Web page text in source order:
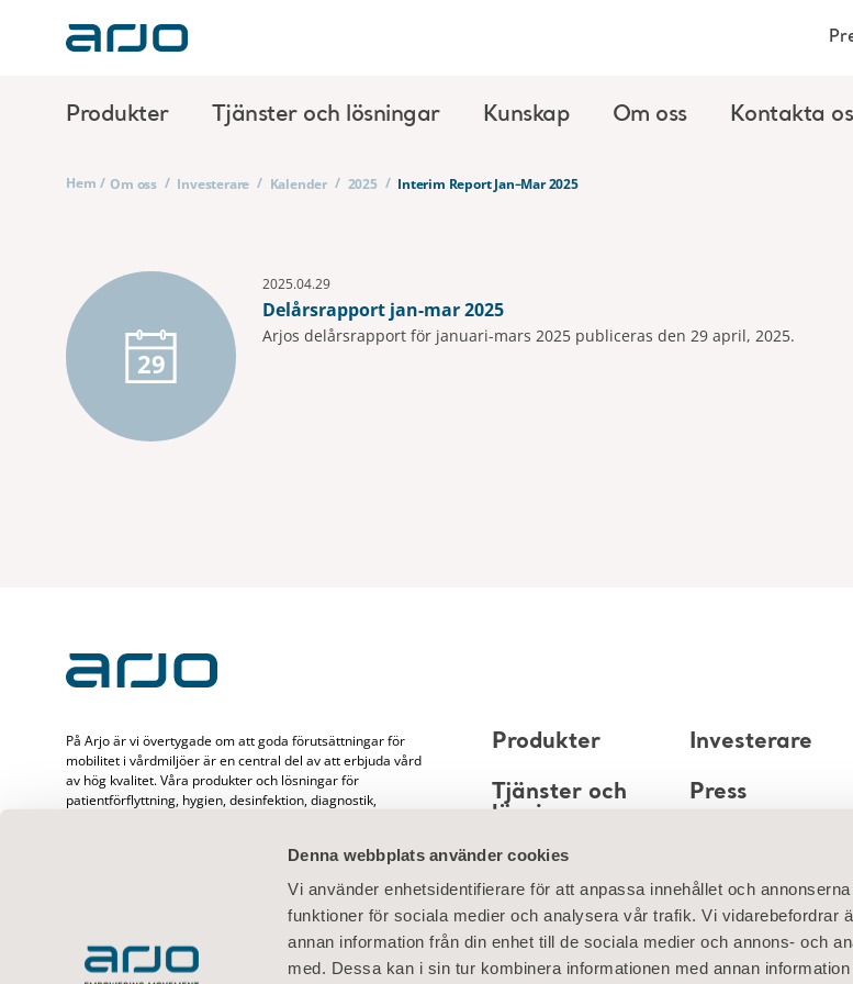
Denna webbplats använder cookies
Vi använder enhetsidentifierare för att anpassa innehållet och
funktioner för sociala medier och analysera vår trafik. Vi vidarebefordrar
annan information från din enhet till de sociala medier och annons- och
med. Dessa kan i sin tur kombinera informationen med annan
Produkter Tjänster och lösningar Kunskap Om oss Kontakta
Hem / Om oss / Investerare / Kalender / 2025 / Interim Report Jan–Mar 2025
29
2025.04.29
Delårsrapport jan-mar 2025
Arjos delårsrapport för januari-mars 2025 publiceras den 29 april, 2025.
På Arjo är vi övertygade om att goda förutsättningar för
mobilitet i vårdmiljöer är en central del av att erbjuda vård
av hög kvalitet. Våra produkter och lösningar för
patientförflyttning, hygien, desinfektion, diagnostik,
främja mobilitet, säkerhet och värdighet i alla
vårdsituationer. Med 65 års erfarenhet av att förbättra
vardagen för patienter och vårdgivare, och ett globalt team
på cirka 6 500 personer arbetar vi ständigt för att skapa
bättre resultat för människor som möter utmaningar inom
mobilitet.
Produkter
Tjänster och
lösningar
Kunskap
Om oss
Kontakta oss
Investerare
Press